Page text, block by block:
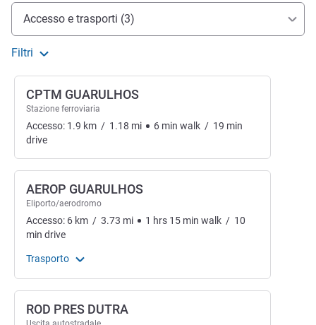
Accesso e trasporti
Accesso e trasporti (3)
Filtri
CPTM GUARULHOS
Stazione ferroviaria
Accesso: 1.9 km / 1.18 mi 6 min walk / 19 min
drive
AEROP GUARULHOS
Eliporto/aerodromo
Accesso: 6 km / 3.73 mi 1 hrs 15 min walk / 10
min drive
Trasporto
ROD PRES DUTRA